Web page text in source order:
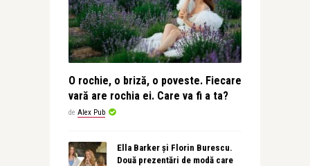
O rochie, o briză, o poveste. Fiecare
vară are rochia ei. Care va fi a ta?
de Alex Pub
Ella Barker și Florin Burescu.
Două prezentări de modă care